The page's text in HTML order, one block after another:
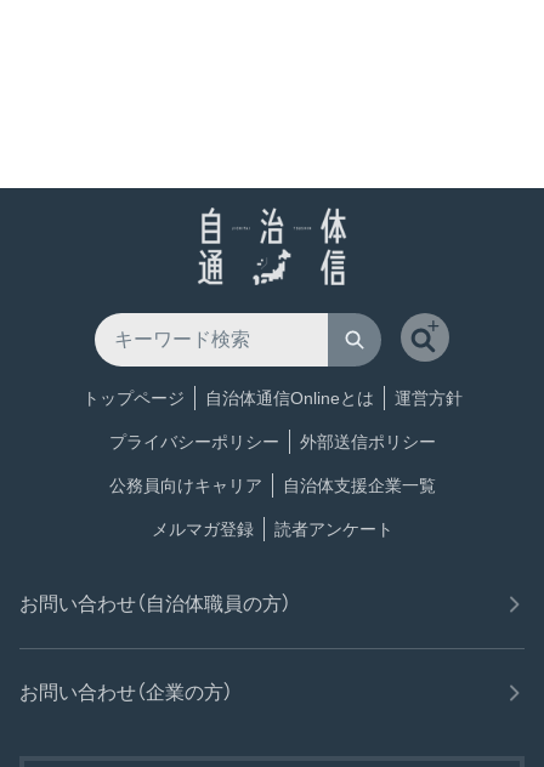
トップページ 自治体通信Onlineとは 運営方針
プライバシーポリシー 外部送信ポリシー
公務員向けキャリア 自治体支援企業一覧
メルマガ登録 読者アンケート
お問い合わせ（自治体職員の方）
お問い合わせ（企業の方）